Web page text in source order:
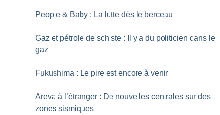
People & Baby : La lutte dès le berceau
Gaz et pétrole de schiste : Il y a du politicien dans le
gaz
Fukushima : Le pire est encore à venir
Areva à l’étranger : De nouvelles centrales sur des
zones sismiques